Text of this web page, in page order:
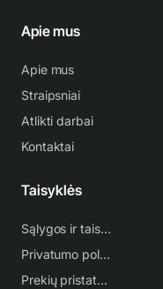
Apie mus
Apie mus
Straipsniai
Atlikti darbai
Kontaktai
Taisyklės
Sąlygos ir taisyklės
Privatumo politika
Prekių pristatymas